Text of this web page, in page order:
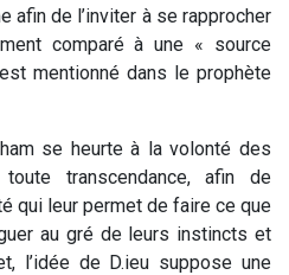
afin de l’inviter à se rapprocher
comparé à une « source
mentionné dans le prophète
se heurte à la volonté des
transcendance, afin de
qui leur permet de faire ce que
au gré de leurs instincts et
l’idée de D.ieu suppose une